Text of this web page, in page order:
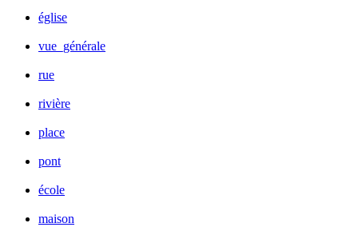
église
vue_générale
rue
rivière
place
pont
école
maison